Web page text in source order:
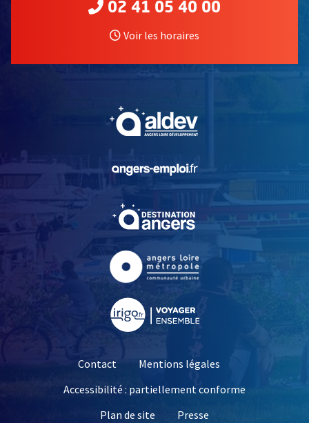
02 41 05 40 00
Voir les horaires
, Ouvre une nouvelle
, Ouvre une nouvelle
Contact
Mentions légales
Accessibilité : partiellement conforme
Plan de site
Presse